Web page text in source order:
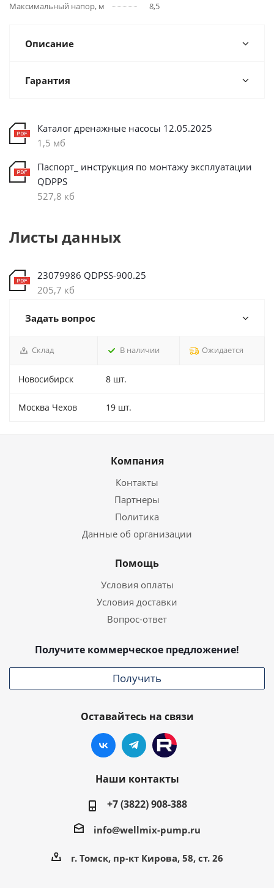
Максимальный напор, м
8,5
Описание
Гарантия
Каталог дренажные насосы 12.05.2025
1,5 мб
Паспорт_ инструкция по монтажу эксплуатации
QDPPS
527,8 кб
Листы данных
23079986 QDPSS-900.25
205,7 кб
Задать вопрос
Склад В наличии Ожидается
Новосибирск 8 шт.
Москва Чехов 19 шт.
Компания
Контакты
Партнеры
Политика
Данные об организации
Помощь
Условия оплаты
Условия доставки
Вопрос-ответ
Получите коммерческое предложение!
Получить
Оставайтесь на связи
Наши контакты
+7 (3822) 908-388
info@wellmix-pump.ru
г. Томск, пр-кт Кирова, 58, ст. 26